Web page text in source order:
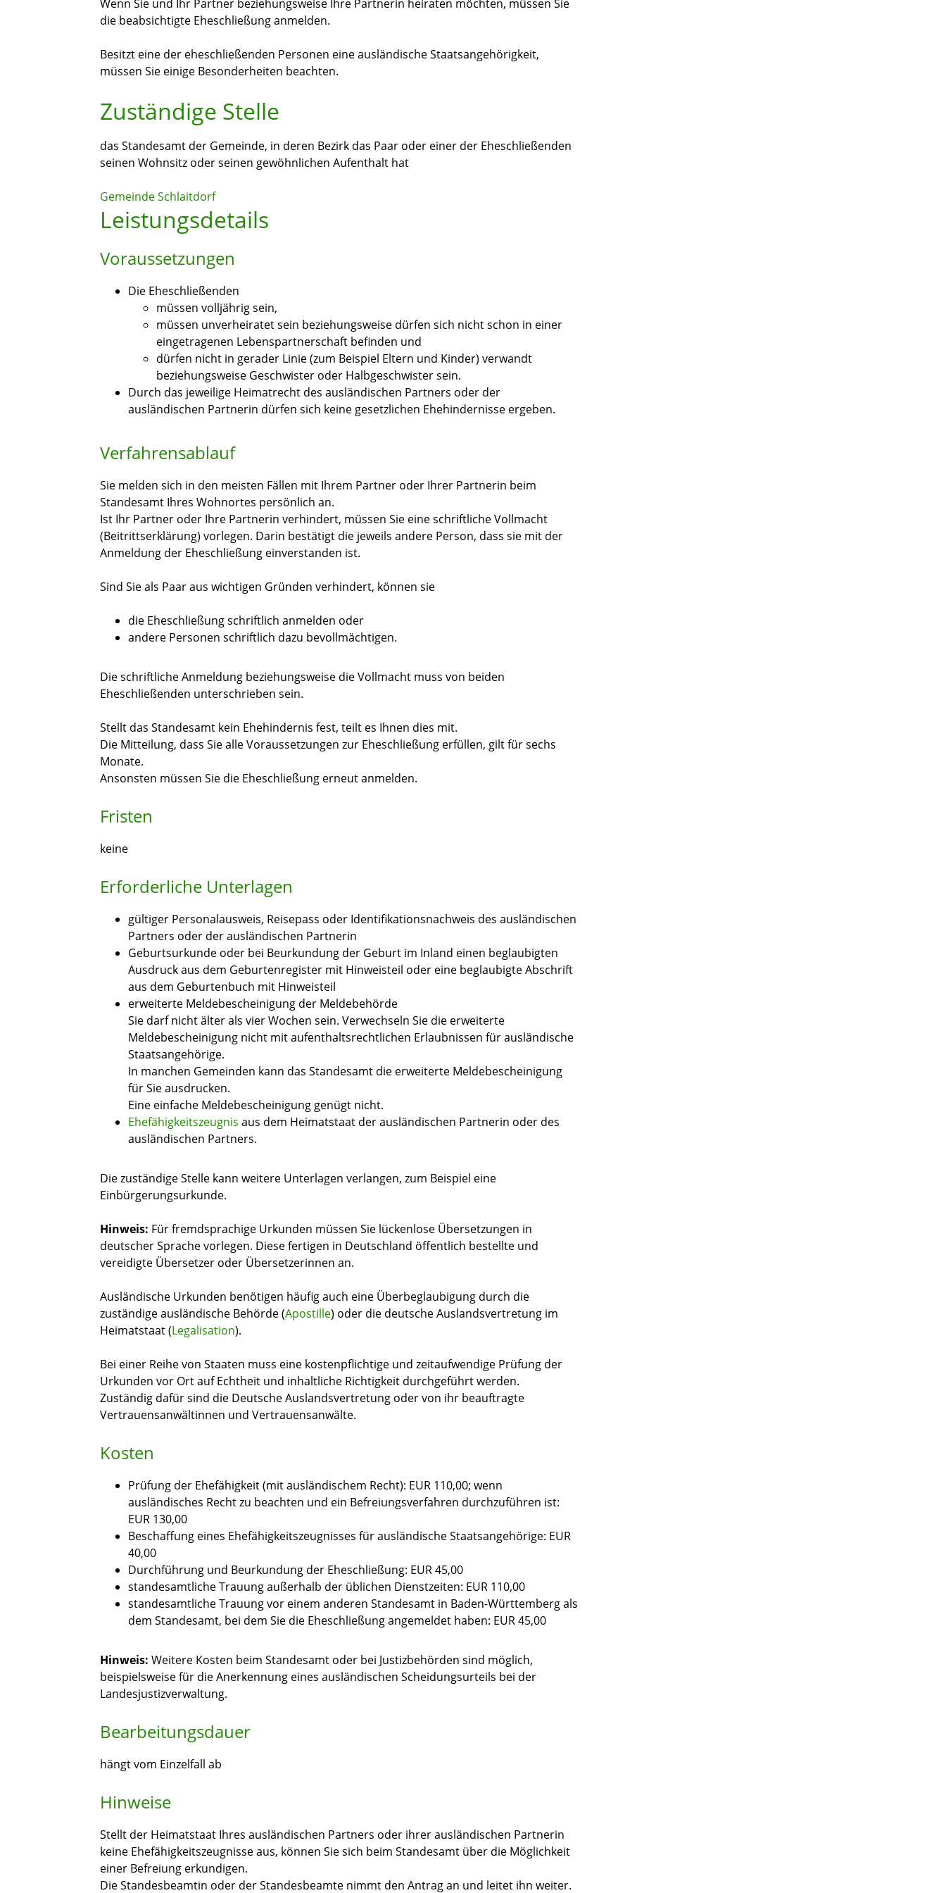
Wenn Sie und Ihr Partner beziehungsweise Ihre Partnerin heiraten möchten, müssen Sie
die beabsichtigte Eheschließung anmelden.
Besitzt eine der eheschließenden Personen eine ausländische Staatsangehörigkeit,
müssen Sie einige Besonderheiten beachten.
Zuständige Stelle
das Standesamt der Gemeinde, in deren Bezirk das Paar oder einer der Eheschließenden
seinen Wohnsitz oder seinen gewöhnlichen Aufenthalt hat
Gemeinde Schlaitdorf
Leistungsdetails
Voraussetzungen
Die Eheschließenden
müssen volljährig sein,
müssen unverheiratet sein beziehungsweise dürfen sich nicht schon in einer
eingetragenen Lebenspartnerschaft befinden und
dürfen nicht in gerader Linie(zum Beispiel Eltern und Kinder) verwandt
beziehungsweise Geschwister oder Halbgeschwister sein.
Durch das jeweilige Heimatrecht des ausländischen Partners oder der
ausländischen Partnerin dürfen sich keine gesetzlichen Ehehindernisse ergeben.
Verfahrensablauf
Sie melden sich in den meisten Fällen mit Ihrem Partner oder Ihrer Partnerin beim
Standesamt Ihres Wohnortes persönlich an.
Ist Ihr Partner oder Ihre Partnerin verhindert, müssen Sie eine schriftliche Vollmacht
(Beitrittserklärung) vorlegen. Darin bestätigt die jeweils andere Person, dass sie mit der
Anmeldung der Eheschließung einverstanden ist.
Sind Sie als Paar aus wichtigen Gründen verhindert, können sie
die Eheschließung schriftlich anmelden oder
andere Personen schriftlich dazu bevollmächtigen.
Die schriftliche Anmeldung beziehungsweise die Vollmacht muss von beiden
Eheschließenden unterschrieben sein.
Stellt das Standesamt kein Ehehindernis fest, teilt es Ihnen dies mit.
Die Mitteilung, dass Sie alle Voraussetzungen zur Eheschließung erfüllen, gilt für sechs
Monate.
Ansonsten müssen Sie die Eheschließung erneut anmelden.
Fristen
keine
Erforderliche Unterlagen
gültiger Personalausweis, Reisepass oder Identifikationsnachweis des ausländischen
Partners oder der ausländischen Partnerin
Geburtsurkunde oder bei Beurkundung der Geburt im Inland einen beglaubigten
Ausdruck aus dem Geburtenregister mit Hinweisteil oder eine beglaubigte Abschrift
aus dem Geburtenbuch mit Hinweisteil
erweiterte Meldebescheinigung der Meldebehörde
Sie darf nicht älter als vier Wochen sein. Verwechseln Sie die erweiterte
Meldebescheinigung nicht mit aufenthaltsrechtlichen Erlaubnissen für ausländische
Staatsangehörige.
In manchen Gemeinden kann das Standesamt die erweiterte Meldebescheinigung
für Sie ausdrucken.
Eine einfache Meldebescheinigung genügt nicht.
Ehefähigkeitszeugnis aus dem Heimatstaat der ausländischen Partnerin oder des
ausländischen Partners.
Die zuständige Stelle kann weitere Unterlagen verlangen, zum Beispiel eine
Einbürgerungsurkunde.
Hinweis: Für fremdsprachige Urkunden müssen Sie lückenlose Übersetzungen in
deutscher Sprache vorlegen. Diese fertigen in Deutschland öffentlich bestellte und
vereidigte Übersetzer oder Übersetzerinnen an.
Ausländische Urkunden benötigen häufig auch eine Überbeglaubigung durch die
zuständige ausländische Behörde (Apostille) oder die deutsche Auslandsvertretung im
Heimatstaat (Legalisation).
Bei einer Reihe von Staaten muss eine kostenpflichtige und zeitaufwendige Prüfung der
Urkunden vor Ort auf Echtheit und inhaltliche Richtigkeit durchgeführt werden.
Zuständig dafür sind die Deutsche Auslandsvertretung oder von ihr beauftragte
Vertrauensanwältinnen und Vertrauensanwälte.
Kosten
Prüfung der Ehefähigkeit (mit ausländischem Recht): EUR 110,00; wenn
ausländisches Recht zu beachten und ein Befreiungsverfahren durchzuführen ist:
EUR 130,00
Beschaffung eines Ehefähigkeitszeugnisses für ausländische Staatsangehörige: EUR
40,00
Durchführung und Beurkundung der Eheschließung: EUR 45,00
standesamtliche Trauung außerhalb der üblichen Dienstzeiten: EUR 110,00
standesamtliche Trauung vor einem anderen Standesamt in Baden-Württemberg als
dem Standesamt, bei dem Sie die Eheschließung angemeldet haben: EUR 45,00
Hinweis: Weitere Kosten beim Standesamt oder bei Justizbehörden sind möglich,
beispielsweise für die Anerkennung eines ausländischen Scheidungsurteils bei der
Landesjustizverwaltung.
Bearbeitungsdauer
hängt vom Einzelfall ab
Hinweise
Stellt der Heimatstaat Ihres ausländischen Partners oder ihrer ausländischen Partnerin
keine Ehefähigkeitszeugnisse aus, können Sie sich beim Standesamt über die Möglichkeit
einer Befreiung erkundigen.
Die Standesbeamtin oder der Standesbeamte nimmt den Antrag an und leitet ihn weiter.